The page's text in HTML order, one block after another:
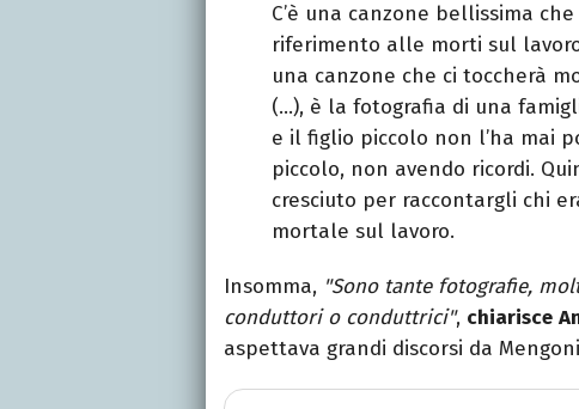
C’è una canzone bellissima
riferimento alle morti sul
una canzone che ci toccherà
(…), è la fotografia di una
e il figlio piccolo non l’ha mai
piccolo, non avendo ricordi.
cresciuto per raccontargli chi
mortale sul lavoro.
Insomma, "Sono tante fotografie,
conduttori o conduttrici", chiarisce
aspettava grandi discorsi da